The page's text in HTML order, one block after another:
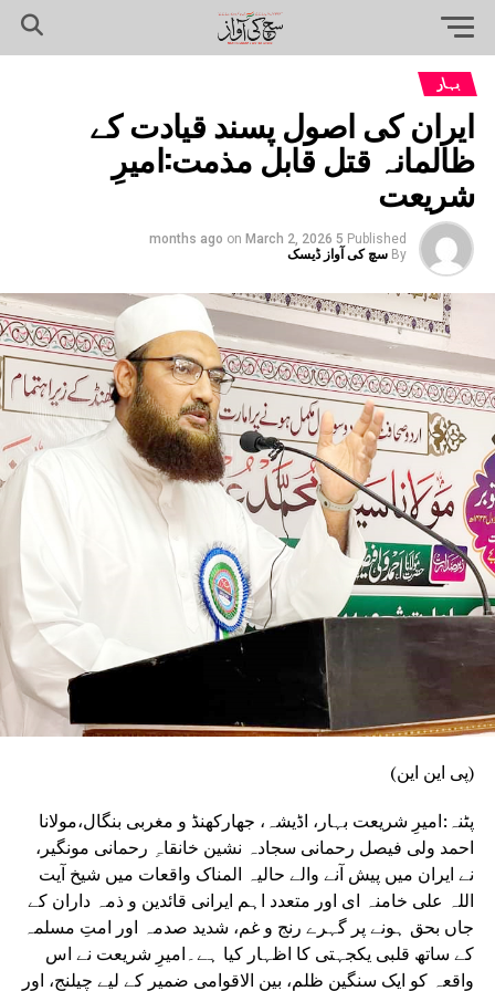
بہار
ایران کی اصول پسند قیادت کے
ظالمانہ قتل قابل مذمت:امیرِ
شریعت
Published
5 months ago
on March 2, 2026
By سچ کی آواز ڈیسک
(پی این این)
پٹنہ:امیرِ شریعت بہار، اڈیشہ، جھارکھنڈ و مغربی بنگال،مولانا
احمد ولی فیصل رحمانی سجادہ نشین خانقاہِ رحمانی مونگیر،
نے ایران میں پیش آنے والے حالیہ المناک واقعات میں شیخ آیت
اللہ علی خامنہ ای اور متعدد اہم ایرانی قائدین و ذمہ داران کے
جاں بحق ہونے پر گہرے رنج و غم، شدید صدمہ اور امتِ مسلمہ
کے ساتھ قلبی یکجہتی کا اظہار کیا ہے۔امیرِ شریعت نے اس
واقعہ کو ایک سنگین ظلم، بین الاقوامی ضمیر کے لیے چیلنج، اور